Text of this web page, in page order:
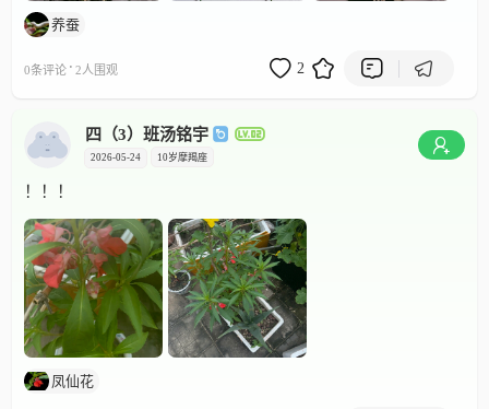
养蚕
0条评论 · 2人围观 2
四（3）班汤铭宇
2026-05-24 10岁摩羯座
！！！
凤仙花